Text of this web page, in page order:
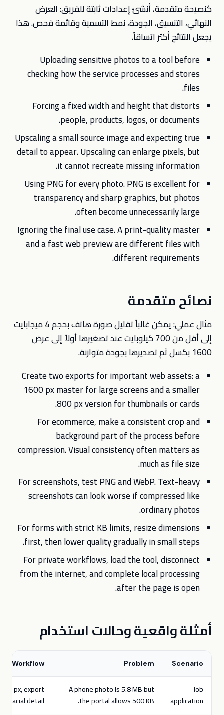
كنصيحة متقدمة، أنشئ إعدادات ثابتة للفريق: العرض
النهائي، التنسيق، الجودة، نمط التسمية وقائمة فحص. هذا
يجعل النتائج أكثر اتساقاً.
Uploading sensitive photos to a tool before
checking how the service processes and stores
files.
Forcing a fixed width and height that distorts
people, products, logos, or documents.
Upscaling a small source image and expecting true
detail to appear. Upscaling can enlarge pixels, but
it cannot recreate missing information.
Using PNG for every photo. PNG is excellent for
transparency and sharp graphics, but photos
often become unnecessarily large.
Ignoring the final use case. A print-quality master
and a fast web preview are different files with
different requirements.
نصائح متقدمة
مثال عملي: يمكن غالباً تقليل صورة هاتف بحجم 4 ميجابايت
إلى أقل من 700 كيلوبايت عند تصغيرها أولاً إلى عرض
1600 بكسل ثم تصديرها بجودة متوازنة.
Create two exports for important web assets: a
1600 px master for large screens and a smaller
800 px version for thumbnails or cards.
For ecommerce, make a consistent crop and
background part of the process before
compression. Visual consistency often matters as
much as file size.
For screenshots, test PNG and WebP. Text-heavy
screenshots can look worse if compressed like
ordinary photos.
For forms with strict KB limits, resize dimensions
first, then lower quality gradually in small steps.
For private workflows, load the tool, disconnect
from the internet, and complete local processing
after the page is open.
أمثلة واقعية وحالات استخدام
Scenario
Problem
Workflow
Job
application
A phone photo is 5.8 MB but
the portal allows 500 KB.
px, export
facial detail.